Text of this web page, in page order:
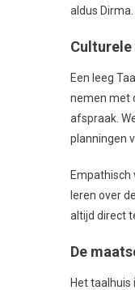
aldus Dirma.
Een leeg
nemen met
afspraak.
planningen
Empathisch
leren over
altijd direct
De
Het